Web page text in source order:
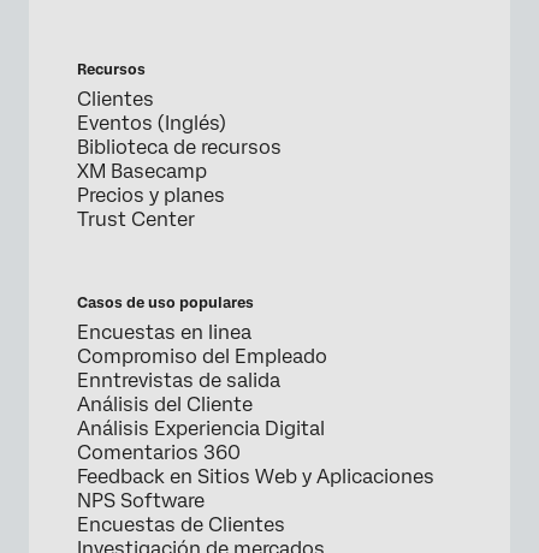
Recursos
Clientes
Eventos (Inglés)
Biblioteca de recursos
XM Basecamp
Precios y planes
Trust Center
Casos de uso populares
Encuestas en linea
Compromiso del Empleado
Enntrevistas de salida
Análisis del Cliente
Análisis Experiencia Digital
Comentarios 360
Feedback en Sitios Web y Aplicaciones
NPS Software
Encuestas de Clientes